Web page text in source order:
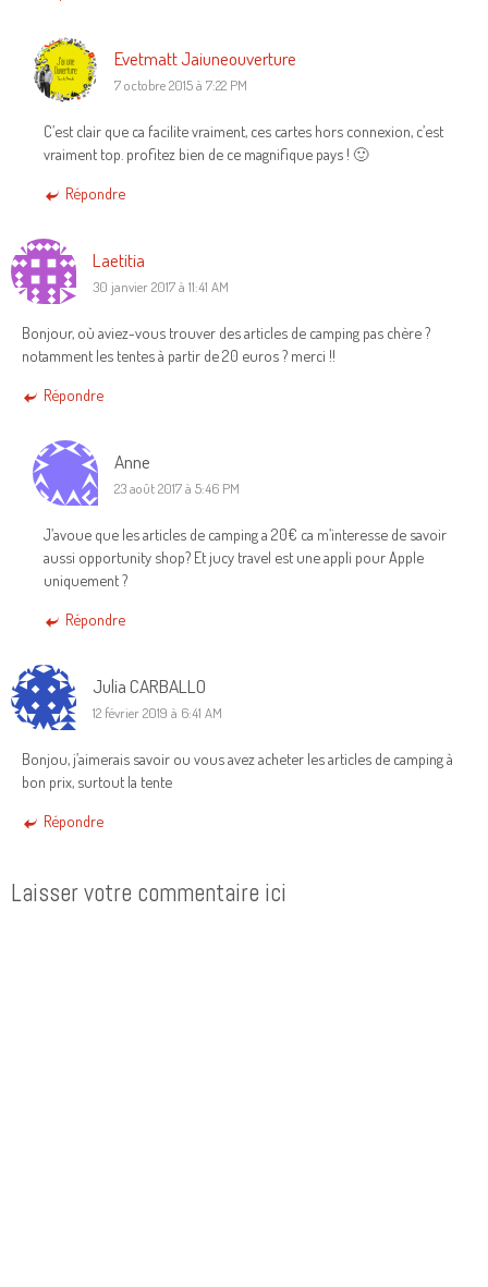
Evetmatt Jaiuneouverture
7 octobre 2015 à 7:22 PM
C’est clair que ca facilite vraiment, ces cartes hors connexion, c’est
vraiment top. profitez bien de ce magnifique pays ! 🙂
Répondre
Laetitia
30 janvier 2017 à 11:41 AM
Bonjour, où aviez-vous trouver des articles de camping pas chère ?
notamment les tentes à partir de 20 euros ? merci !!
Répondre
Anne
23 août 2017 à 5:46 PM
J’avoue que les articles de camping a 20€ ca m’interesse de savoir
aussi opportunity shop? Et jucy travel est une appli pour Apple
uniquement ?
Répondre
Julia CARBALLO
12 février 2019 à 6:41 AM
Bonjou, j’aimerais savoir ou vous avez acheter les articles de camping à
bon prix, surtout la tente
Répondre
Laisser votre commentaire ici